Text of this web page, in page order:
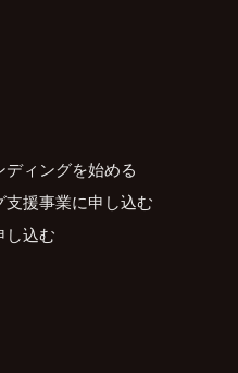
ィングを始める
援事業に申し込む
し込む